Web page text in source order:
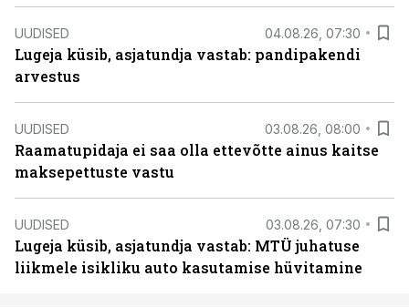
UUDISED 04.08.26, 07:30
Lugeja küsib, asjatundja vastab: pandipakendi
arvestus
UUDISED 03.08.26, 08:00
Raamatupidaja ei saa olla ettevõtte ainus kaitse
maksepettuste vastu
UUDISED 03.08.26, 07:30
Lugeja küsib, asjatundja vastab: MTÜ juhatuse
liikmele isikliku auto kasutamise hüvitamine